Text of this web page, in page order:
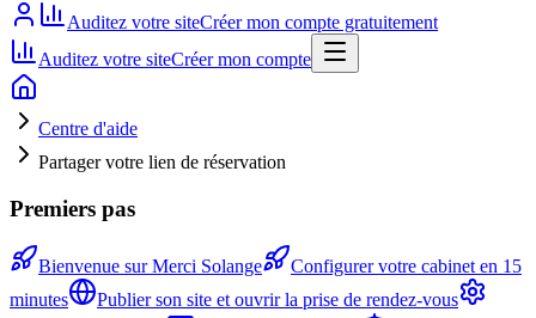
Auditez votre siteCréer mon compte gratuitement
Auditez votre siteCréer mon compte
Centre d'aide
Partager votre lien de réservation
Premiers pas
Bienvenue sur Merci Solange
Configurer votre cabinet en 15
minutes
Publier son site et ouvrir la prise de rendez-vous